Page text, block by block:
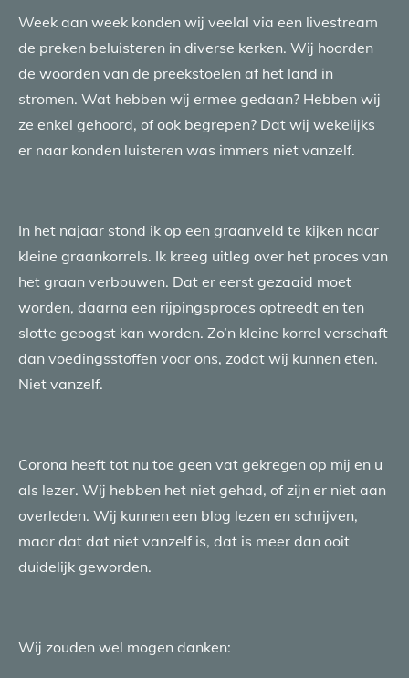
Week aan week konden wij veelal via een livestream
de preken beluisteren in diverse kerken. Wij hoorden
de woorden van de preekstoelen af het land in
stromen. Wat hebben wij ermee gedaan? Hebben wij
ze enkel gehoord, of ook begrepen? Dat wij wekelijks
er naar konden luisteren was immers niet vanzelf.
In het najaar stond ik op een graanveld te kijken naar
kleine graankorrels. Ik kreeg uitleg over het proces van
het graan verbouwen. Dat er eerst gezaaid moet
worden, daarna een rijpingsproces optreedt en ten
slotte geoogst kan worden. Zo’n kleine korrel verschaft
dan voedingsstoffen voor ons, zodat wij kunnen eten.
Niet vanzelf.
Corona heeft tot nu toe geen vat gekregen op mij en u
als lezer. Wij hebben het niet gehad, of zijn er niet aan
overleden. Wij kunnen een blog lezen en schrijven,
maar dat dat niet vanzelf is, dat is meer dan ooit
duidelijk geworden.
Wij zouden wel mogen danken: